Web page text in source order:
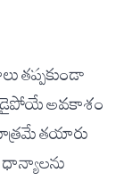
తప్పకుండా
అవకాశం
తయారు